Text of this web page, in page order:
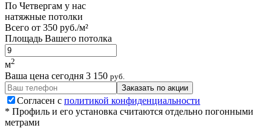
По Четвергам у нас
натяжные потолки
Всего от 350 руб./м²
Площадь Вашего потолка
м2
Ваша цена сегодня 3 150 руб.
Заказать по акции
Согласен с политикой конфиденциальности
* Профиль и его установка считаются отдельно погонными
метрами